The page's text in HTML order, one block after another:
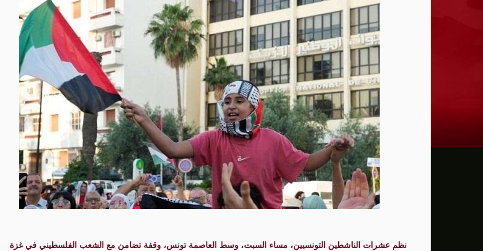
ترامب: يحذر من سيطرة الديمقراطيين على الكونغرس..ويرغب في اتفاق مع إيران
حماية الصحافيين تكرّم الصحافية كريستينا عاصي التي أصيبت بقصف إسرائيلي
فانس يؤكد وجود اختلافات في الرأي مع نتنياهو..,المفاوضات مع إيران "معقدة"
إيران تهدد بمهاجمة دول الخليج إذا تعرضت لهجمات أمريكية جديدة
ن.تايمز: مشرعون أمريكيون يسعون لشراكة عسكرية مع إسرائيل
الدفاع الروسية: ضربنا سفينتين محملتين بشحنات عسكرية قبالة سواحل أوديسا
التماس للسماح لطبيب مستقل بفحص حسام أبو صفية
جيش الاحتلال يعلن مقتل جنديين وإصابة 4 جنوب لبنان
نظم عشرات الناشطين التونسيين، مساء السبت، وسط العاصمة تونس، وقفة تضامن مع الشعب الفلسطيني في غزة